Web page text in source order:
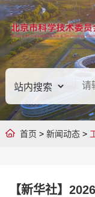
首页 > 新闻动态>
【新华社】